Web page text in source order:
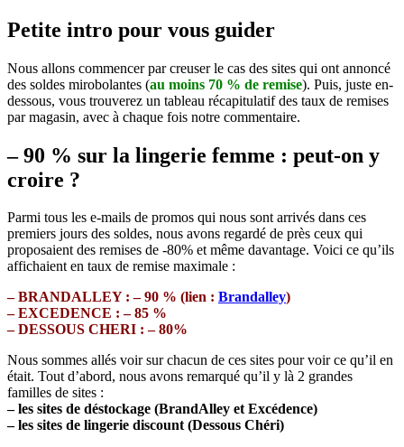
Petite intro pour vous guider
Nous allons commencer par creuser le cas des sites qui ont annoncé
des soldes mirobolantes (au moins 70 % de remise). Puis, juste en-
dessous, vous trouverez un tableau récapitulatif des taux de remises
par magasin, avec à chaque fois notre commentaire.
– 90 % sur la lingerie femme : peut-on y
croire ?
Parmi tous les e-mails de promos qui nous sont arrivés dans ces
premiers jours des soldes, nous avons regardé de près ceux qui
proposaient des remises de -80% et même davantage. Voici ce qu’ils
affichaient en taux de remise maximale :
– BRANDALLEY : – 90 % (lien : Brandalley)
– EXCEDENCE : – 85 %
– DESSOUS CHERI : – 80%
Nous sommes allés voir sur chacun de ces sites pour voir ce qu’il en
était. Tout d’abord, nous avons remarqué qu’il y là 2 grandes
familles de sites :
– les sites de déstockage (BrandAlley et Excédence)
– les sites de lingerie discount (Dessous Chéri)